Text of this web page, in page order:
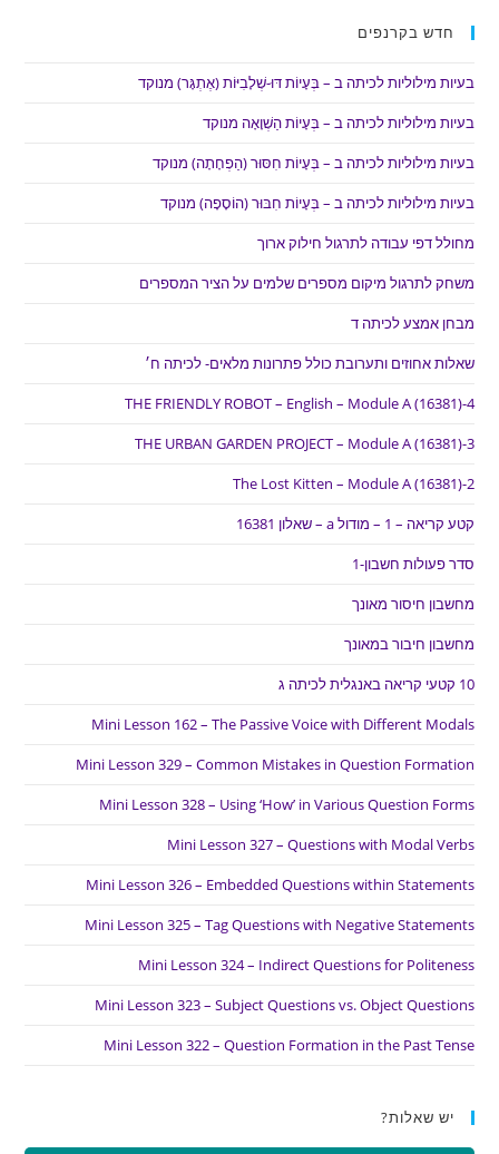
חדש בקרנפים
בעיות מילוליות לכיתה ב – בְּעָיוֹת דּוּ-שְׁלָבִיּוֹת (אֶתְגָּר) מנוקד
בעיות מילוליות לכיתה ב – בְּעָיוֹת הַשְׁוָאָה מנוקד
בעיות מילוליות לכיתה ב – בְּעָיוֹת חִסּוּר (הַפְחָתָה) מנוקד
בעיות מילוליות לכיתה ב – בְּעָיוֹת חִבּוּר (הוֹסָפָה) מנוקד
מחולל דפי עבודה לתרגול חילוק ארוך
משחק לתרגול מיקום מספרים שלמים על הציר המספרים
מבחן אמצע לכיתה ד
שאלות אחוזים ותערובת כולל פתרונות מלאים- לכיתה ח׳
THE FRIENDLY ROBOT – English – Module A (16381)-4
THE URBAN GARDEN PROJECT – Module A (16381)-3
The Lost Kitten – Module A (16381)-2
קטע קריאה – 1 – מודול a – שאלון 16381
סדר פעולות חשבון-1
מחשבון חיסור מאונך
מחשבון חיבור במאונך
10 קטעי קריאה באנגלית לכיתה ג
Mini Lesson 162 – The Passive Voice with Different Modals
Mini Lesson 329 – Common Mistakes in Question Formation
Mini Lesson 328 – Using ‘How’ in Various Question Forms
Mini Lesson 327 – Questions with Modal Verbs
Mini Lesson 326 – Embedded Questions within Statements
Mini Lesson 325 – Tag Questions with Negative Statements
Mini Lesson 324 – Indirect Questions for Politeness
Mini Lesson 323 – Subject Questions vs. Object Questions
Mini Lesson 322 – Question Formation in the Past Tense
יש שאלות?